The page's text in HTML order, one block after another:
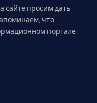
сайте просим дать
что
портале